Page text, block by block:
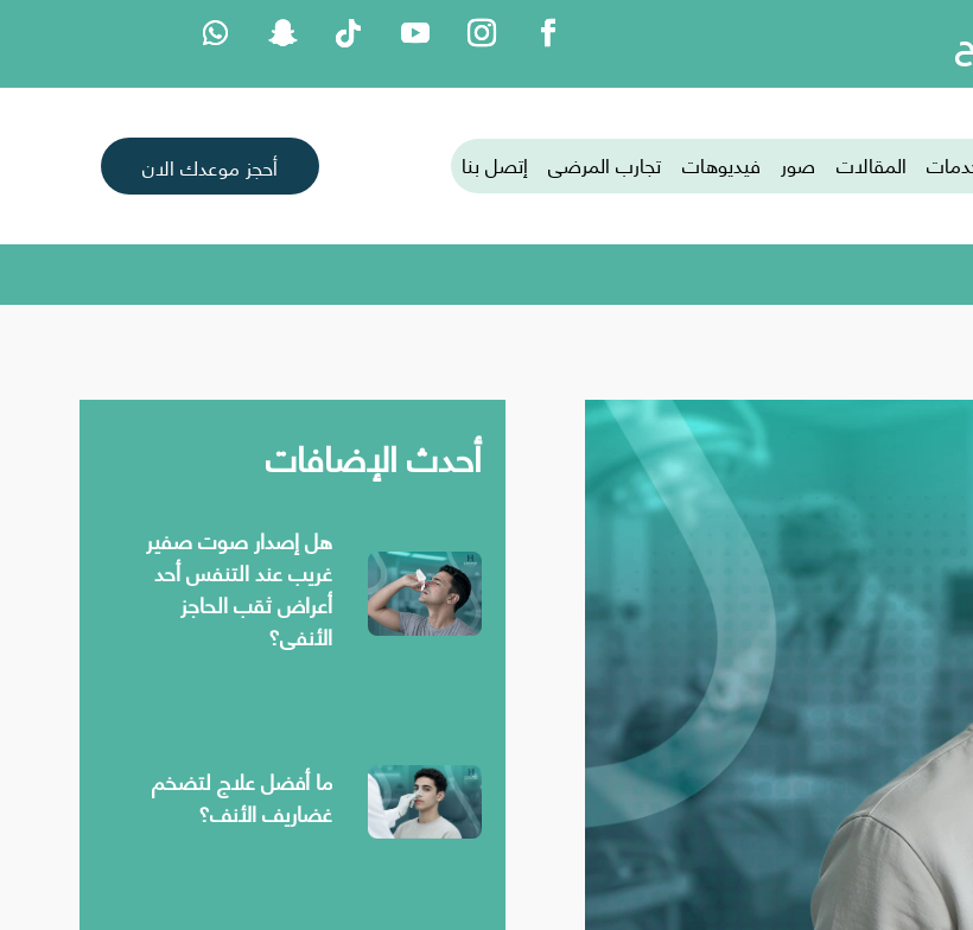
المقالات صور فيديوهات تجارب المرضى إتصل بنا أحجز موعدك الان
بالليزر | طفرة في عالم تجميل الأنف
تجميل الأنف اللحمي بالليزر | طفرة في عالم تجميل الأنف
هل إصدار صوت صفير
غريب عند التنفس أحد
أعراض ثقب الحاجز
الأنفي؟
ما أفضل علاج لتضخم
غضاريف الأنف؟